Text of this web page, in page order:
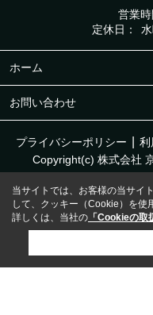
営業時
定休日：
ホーム
お問い合わせ
プライバシーポリシー 利
Copyright(c) 株式会社
当サイトでは、お客様の当サイ
して、クッキー（Cookie）を使
詳しくは、当社の 「Cookieの取